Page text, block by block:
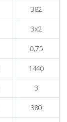
382
3x2
0,75
1440
3
380